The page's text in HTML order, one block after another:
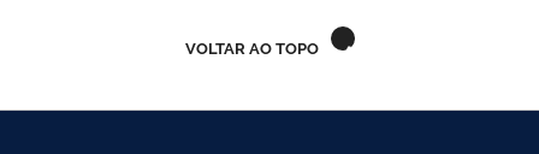
VOLTAR AO TOPO